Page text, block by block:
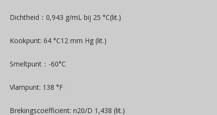
Dichtheid：0,943 g/mL bij 25 °C(lit.)
Kookpunt: 64 °C12 mm Hg (lit.)
Smeltpunt：-60°C
Vlampunt: 138 °F
Brekingscoëfficiënt: n20/D 1,438 (lit.)